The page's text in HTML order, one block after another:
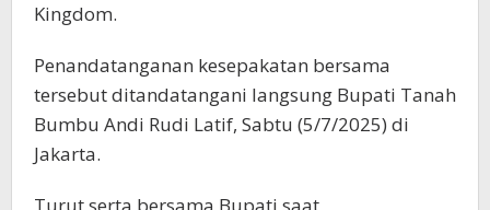
Kingdom.
Penandatanganan kesepakatan bersama
tersebut ditandatangani langsung Bupati Tanah
Bumbu Andi Rudi Latif, Sabtu (5/7/2025) di
Jakarta.